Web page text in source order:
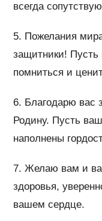
всегда
5. Пожелания
защитники! Пусть
помниться и
6. Благодарю вас
Родину. Пусть
наполнены
7. Желаю вам и
здоровья,
вашем сердце.